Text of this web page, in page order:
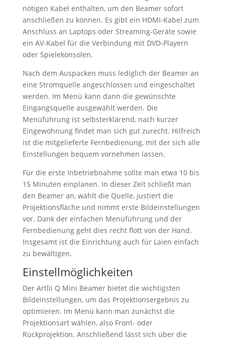
nötigen Kabel enthalten, um den Beamer sofort
anschließen zu können. Es gibt ein HDMI-Kabel zum
Anschluss an Laptops oder Streaming-Geräte sowie
ein AV-Kabel für die Verbindung mit DVD-Playern
oder Spielekonsolen.
Nach dem Auspacken muss lediglich der Beamer an
eine Stromquelle angeschlossen und eingeschaltet
werden. Im Menü kann dann die gewünschte
Eingangsquelle ausgewählt werden. Die
Menüführung ist selbsterklärend, nach kurzer
Eingewöhnung findet man sich gut zurecht. Hilfreich
ist die mitgelieferte Fernbedienung, mit der sich alle
Einstellungen bequem vornehmen lassen.
Für die erste Inbetriebnahme sollte man etwa 10 bis
15 Minuten einplanen. In dieser Zeit schließt man
den Beamer an, wählt die Quelle, justiert die
Projektionsfläche und nimmt erste Bildeinstellungen
vor. Dank der einfachen Menüführung und der
Fernbedienung geht dies recht flott von der Hand.
Insgesamt ist die Einrichtung auch für Laien einfach
zu bewältigen.
Einstellmöglichkeiten
Der Artlii Q Mini Beamer bietet die wichtigsten
Bildeinstellungen, um das Projektionsergebnis zu
optimieren. Im Menü kann man zunächst die
Projektionsart wählen, also Front- oder
Rückprojektion. Anschließend lässt sich über die